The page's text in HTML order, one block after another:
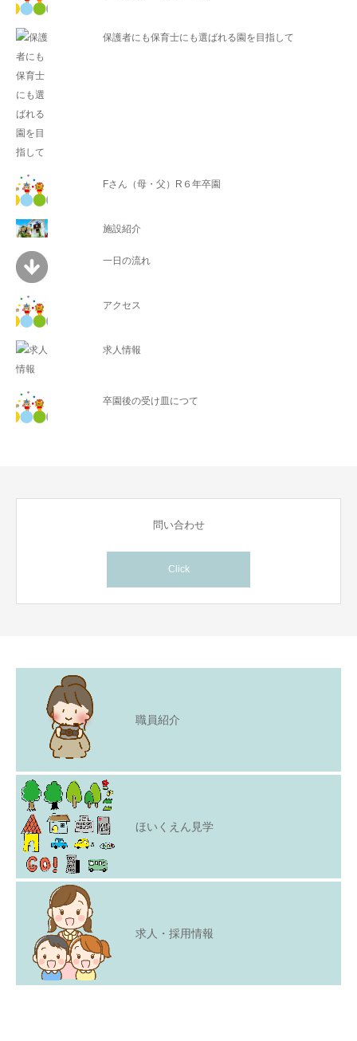
保護者にも保育士にも選ばれる園を目指して
Fさん（母・父）R６年卒園
施設紹介
一日の流れ
アクセス
求人情報
卒園後の受け皿につて
問い合わせ
Click
職員紹介
ほいくえん見学
求人・採用情報